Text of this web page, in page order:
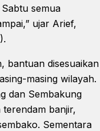
semua
ujar Arief,
bantuan disesuaikan
masing wilayah.
dan Sembakung
banjir,
Sementara